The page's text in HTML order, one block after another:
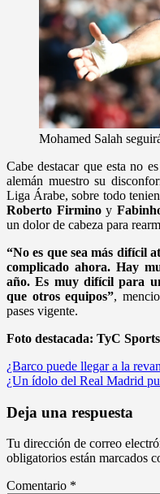
Mohamed Salah
Cabe destacar que esta no
alemán muestro su
Liga Árabe, sobre todo
Roberto Firminoy
un dolor de cabeza para
“No es que sea más difícil
complicado ahora. Hay
año. Es muy difícil para
que otros equipos”,
pases vigente.
Foto destacada: TyC
Navegación
de
entradas
¿Barco puede llegar a la
¿Un ídolo del Real Madrid
Deja una respuesta
Tu dirección de correo
obligatorios están marcados
Comentario *